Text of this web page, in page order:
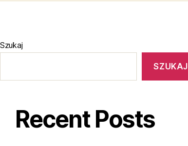
Szukaj
SZUKAJ
Recent Posts